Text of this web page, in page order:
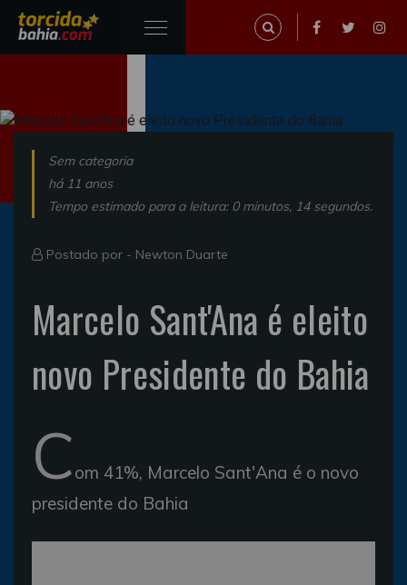
Sem categoria
há 11 anos
Tempo estimado para a leitura: 0 minutos, 14 segundos.
Postado por - Newton Duarte
Marcelo Sant'Ana é eleito
novo Presidente do Bahia
Com 41%, Marcelo Sant'Ana é o novo
presidente do Bahia